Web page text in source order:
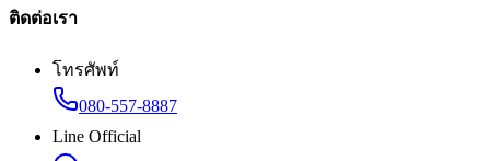
ติดต่อเรา
โทรศัพท์
080-557-8887
Line Official